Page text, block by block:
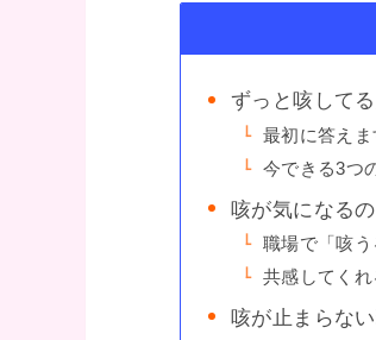
ずっと咳して
最初に答え
今できる3つ
咳が気になる
職場で「咳
共感してく
咳が止まらな